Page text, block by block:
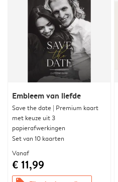
Embleem van liefde
Save the date | Premium kaart
met keuze uit 3
papierafwerkingen
Set van 10 kaarten
Vanaf
€ 11,99